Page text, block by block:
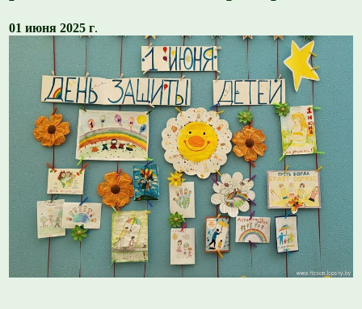
01 июня 2025 г.